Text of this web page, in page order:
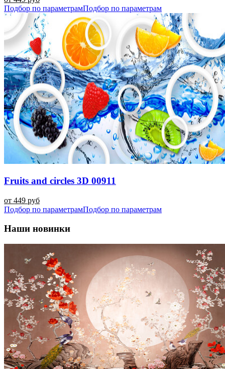
Подбор по параметрамПодбор по параметрам
Fruits and circles 3D 00911
от 449 руб
Подбор по параметрамПодбор по параметрам
Наши новинки